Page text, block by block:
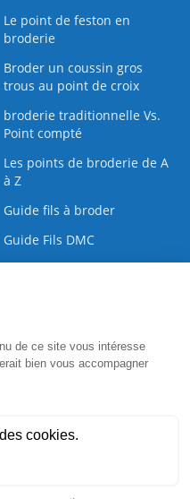
Le point de feston en
broderie
Broder un coussin gros
trous au point de croix
broderie traditionnelle Vs.
Point compté
Les points de broderie de A
à Z
Guide fils à broder
Guide Fils DMC
nous | Nous contacter |